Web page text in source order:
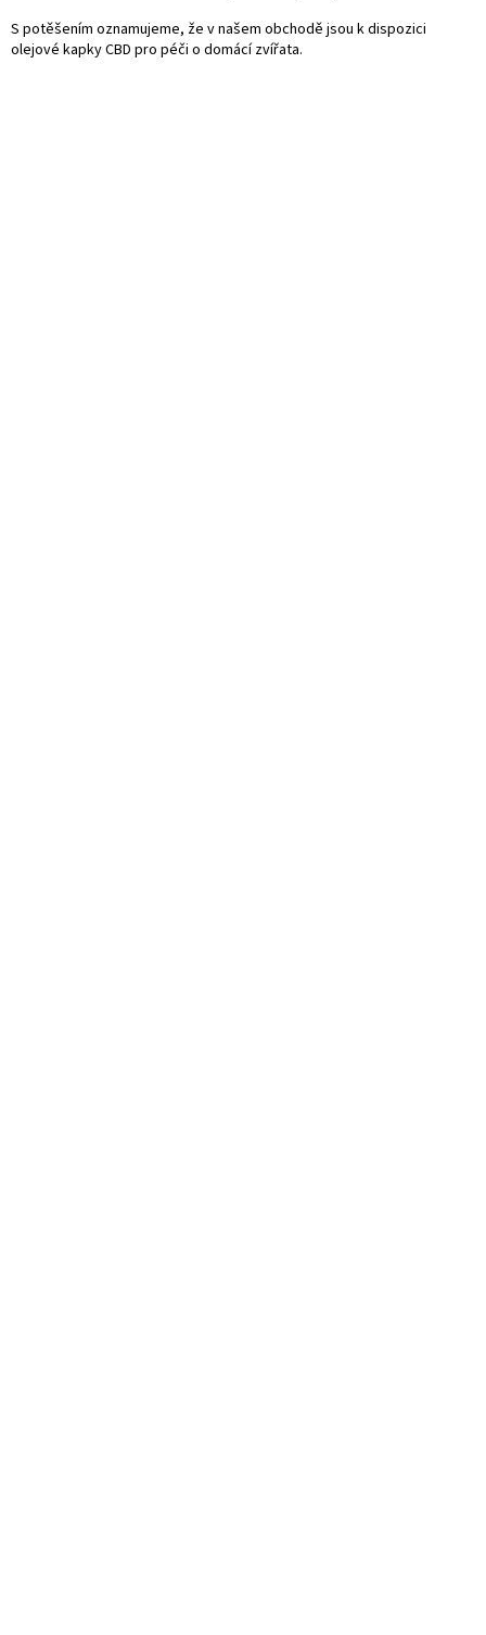
S potěšením oznamujeme, že v našem obchodě jsou k dispozici
olejové kapky CBD pro péči o domácí zvířata.